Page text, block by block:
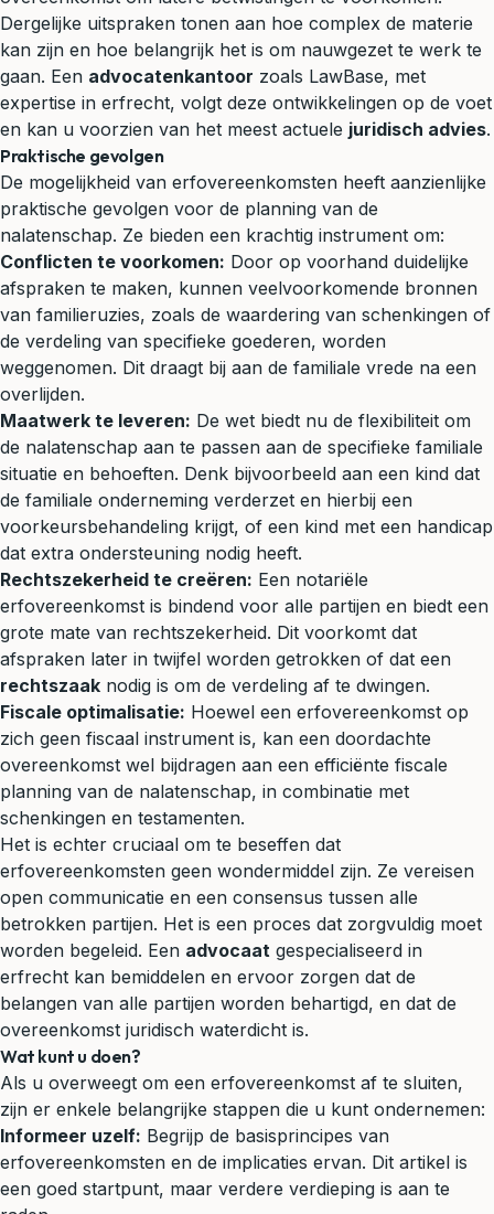
Dergelijke uitspraken tonen aan hoe complex de materie
kan zijn en hoe belangrijk het is om nauwgezet te werk te
gaan. Een advocatenkantoor zoals LawBase, met
expertise in erfrecht, volgt deze ontwikkelingen op de voet
en kan u voorzien van het meest actuele juridisch advies.
Praktische gevolgen
De mogelijkheid van erfovereenkomsten heeft aanzienlijke
praktische gevolgen voor de planning van de
nalatenschap. Ze bieden een krachtig instrument om:
Conflicten te voorkomen: Door op voorhand duidelijke
afspraken te maken, kunnen veelvoorkomende bronnen
van familieruzies, zoals de waardering van schenkingen of
de verdeling van specifieke goederen, worden
weggenomen. Dit draagt bij aan de familiale vrede na een
overlijden.
Maatwerk te leveren: De wet biedt nu de flexibiliteit om
de nalatenschap aan te passen aan de specifieke familiale
situatie en behoeften. Denk bijvoorbeeld aan een kind dat
de familiale onderneming verderzet en hierbij een
voorkeursbehandeling krijgt, of een kind met een handicap
dat extra ondersteuning nodig heeft.
Rechtszekerheid te creëren: Een notariële
erfovereenkomst is bindend voor alle partijen en biedt een
grote mate van rechtszekerheid. Dit voorkomt dat
afspraken later in twijfel worden getrokken of dat een
rechtszaak nodig is om de verdeling af te dwingen.
Fiscale optimalisatie: Hoewel een erfovereenkomst op
zich geen fiscaal instrument is, kan een doordachte
overeenkomst wel bijdragen aan een efficiënte fiscale
planning van de nalatenschap, in combinatie met
schenkingen en testamenten.
Het is echter cruciaal om te beseffen dat
erfovereenkomsten geen wondermiddel zijn. Ze vereisen
open communicatie en een consensus tussen alle
betrokken partijen. Het is een proces dat zorgvuldig moet
worden begeleid. Een advocaat gespecialiseerd in
erfrecht kan bemiddelen en ervoor zorgen dat de
belangen van alle partijen worden behartigd, en dat de
overeenkomst juridisch waterdicht is.
Wat kunt u doen?
Als u overweegt om een erfovereenkomst af te sluiten,
zijn er enkele belangrijke stappen die u kunt ondernemen:
Informeer uzelf: Begrijp de basisprincipes van
erfovereenkomsten en de implicaties ervan. Dit artikel is
een goed startpunt, maar verdere verdieping is aan te